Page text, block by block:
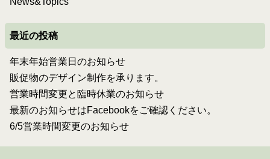
最近の投稿
年末年始営業日のお知らせ
販促物のデザイン制作を承ります。
営業時間変更と臨時休業のお知らせ
最新のお知らせはFacebookをご確認ください。
6/5営業時間変更のお知らせ